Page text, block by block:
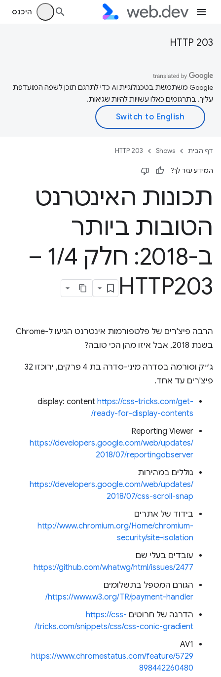
היכנס
HTTP 203
‫Google משתמשת בטכנולוגיית AI כדי לתרגם תוכן לשפה המועדפת
עליך. בתרגומים כאלו עשויות להיות שגיאות.
דף הבית Shows
HTTP 203
המידע עזר לך?
תכונות האינטרנט
הטובות ביותר
ב-2018: חלק 1
/
4 –
HTTP203
הרבה פיצ'רים של פלטפורמות אינטרנט הגיעו ל-Chrome
בשנת 2018, אבל איזו מהן הכי טובה?
ג'ייק וסורמה בסדרה מיני-סדרה בת 4 פרקים, ירוכזו 32
פיצ'רים עד אחד.
display: content https://css-tricks.com/get-
ready-for-display-contents/
Reporting Viewer
https://developers.google.com/web/updates/
2018/07/reportingobserver
גוללים במהירות
https://developers.google.com/web/updates/
2018/07/css-scroll-snap
בידוד של אתרים
http://www.chromium.org/Home/chromium-
security/site-isolation
עובדים בעלי שם
https://github.com/whatwg/html/issues/2477
הגורם המטפל בתשלומים
https://www.w3.org/TR/payment-handler/
הדרגה של חרוטים https://css-
tricks.com/snippets/css/css-conic-gradient/
AV1
https://www.chromestatus.com/feature/5729
898442260480